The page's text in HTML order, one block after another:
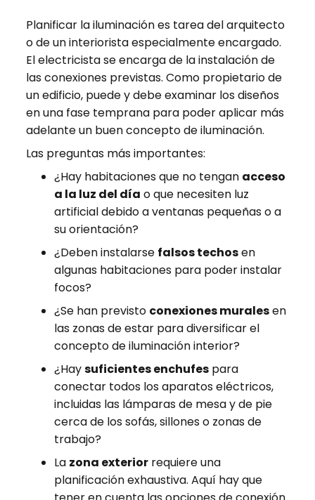
Planificar la iluminación es tarea del arquitecto
o de un interiorista especialmente encargado.
El electricista se encarga de la instalación de
las conexiones previstas. Como propietario de
un edificio, puede y debe examinar los diseños
en una fase temprana para poder aplicar más
adelante un buen concepto de iluminación.
Las preguntas más importantes:
¿Hay habitaciones que no tengan acceso
a la luz del día o que necesiten luz
artificial debido a ventanas pequeñas o a
su orientación?
¿Deben instalarse falsos techosen
algunas habitaciones para poder instalar
focos?
¿Se han previsto conexiones muralesen
las zonas de estar para diversificar el
concepto de iluminación interior?
¿Haysuficientes enchufespara
conectar todos los aparatos eléctricos,
incluidas las lámparas de mesa y de pie
cerca de los sofás, sillones o zonas de
trabajo?
La zona exteriorrequiere una
planificación exhaustiva. Aquí hay que